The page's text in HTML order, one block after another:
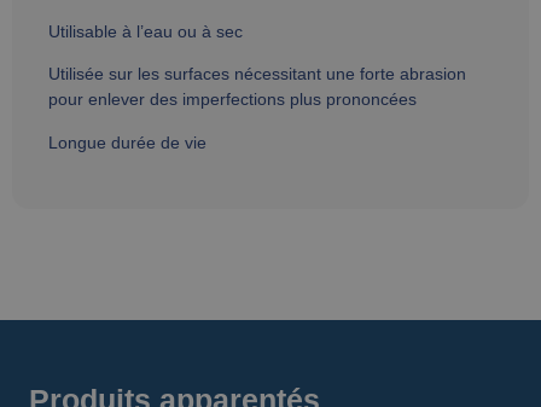
Utilisable à l’eau ou à sec
Utilisée sur les surfaces nécessitant une forte abrasion
pour enlever des imperfections plus prononcées
Longue durée de vie
Produits apparentés